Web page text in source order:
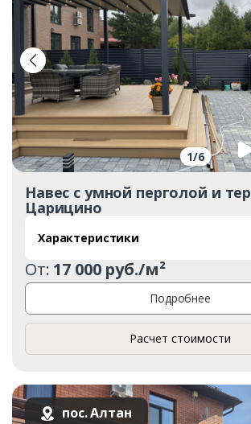
1/6
Навес с умной перголой и
Царицино
Характеристики
От: 17 000 руб./м²
Подробнее
Расчет стоимости
пос. Алтан